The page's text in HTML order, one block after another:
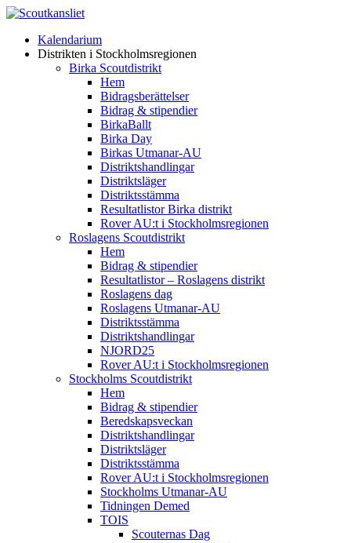
Kalendarium
Distrikten i Stockholmsregionen
Birka Scoutdistrikt
Hem
Bidragsberättelser
Bidrag & stipendier
BirkaBallt
Birka Day
Birkas Utmanar-AU
Distriktshandlingar
Distriktsläger
Distriktsstämma
Resultatlistor Birka distrikt
Rover AU:t i Stockholmsregionen
Roslagens Scoutdistrikt
Hem
Bidrag & stipendier
Resultatlistor – Roslagens distrikt
Roslagens dag
Roslagens Utmanar-AU
Distriktsstämma
Distriktshandlingar
NJORD25
Rover AU:t i Stockholmsregionen
Stockholms Scoutdistrikt
Hem
Bidrag & stipendier
Beredskapsveckan
Distriktshandlingar
Distriktsläger
Distriktsstämma
Rover AU:t i Stockholmsregionen
Stockholms Utmanar-AU
Tidningen Demed
TOIS
Scouternas Dag